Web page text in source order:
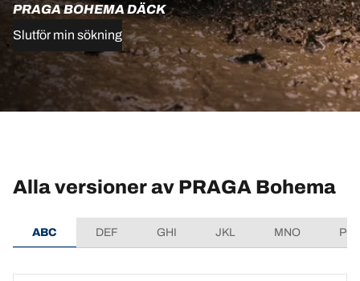
PRAGA BOHEMA DÄCK
Slutför min sökning
Alla versioner av PRAGA Bohema
ABC DEF GHI JKL MNO